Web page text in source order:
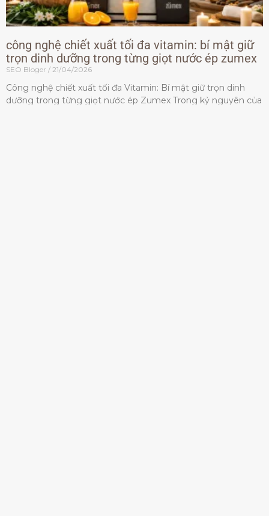
công nghệ chiết xuất tối đa vitamin: bí mật giữ
trọn dinh dưỡng trong từng giọt nước ép zumex
SEO Bloger 21/04/2026
Công nghệ chiết xuất tối đa Vitamin: Bí mật giữ trọn dinh
dưỡng trong từng giọt nước ép Zumex Trong kỷ nguyên của